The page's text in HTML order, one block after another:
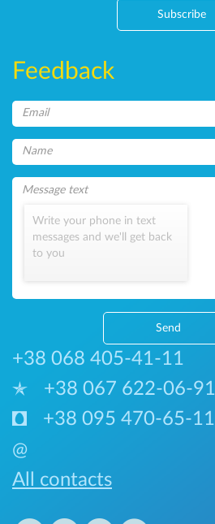
Subscribe
Feedback
Write your phone in text
messages and we'll get back
to you
Send
+38 068 405-41-11
+38 067 622-06-91
+38 095 470-65-11
@
All contacts